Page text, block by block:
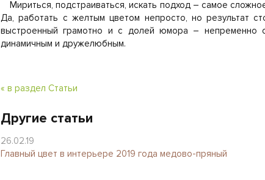
Мириться, подстраиваться, искать подход – самое
Да, работать с желтым цветом непросто, но результат
выстроенный грамотно и с долей юмора – непременно
динамичным и дружелюбным.
« в раздел Статьи
Другие статьи
26.02.19
Главный цвет в интерьере 2019 года медово-пряный